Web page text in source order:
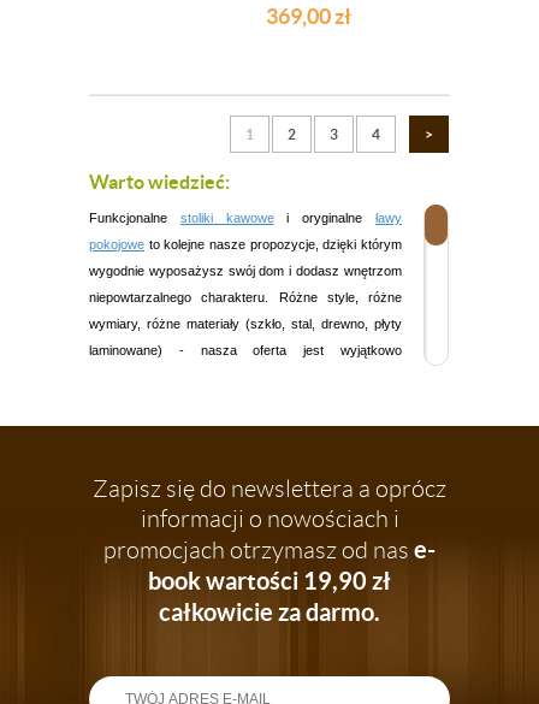
369,00zł
1 2 3 4 >
Warto wiedzieć:
Funkcjonalne stoliki kawowei oryginalneławy
pokojowe to kolejne nasze propozycje, dzięki którym
wygodnie wyposażysz swój dom i dodasz wnętrzom
niepowtarzalnego charakteru. Różne style, różne
wymiary, różne materiały (szkło, stal, drewno, płyty
laminowane) - nasza oferta jest wyjątkowo
stoliki i ławy to także wyjątkowo atrakcyjne ceny
zakupów - przekonaj się!
Stoliki i ławy do każdego wnętrza
Interesują Cię funkcjonalne i wygodne w
użytkowaniustoliki pod laptopa? A może poszukujesz
eleganckiej ławy, przy której będziesz się delektować
niepowtarzalnym designem - tutaj także mamy dla
Zapisz się do newslettera a oprócz
informacji o nowościach i
promocjach otrzymasz od nas e-
book wartości 19,90 zł
całkowicie za darmo.